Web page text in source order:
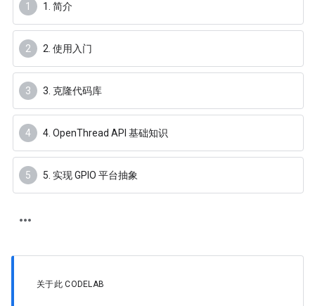
1. 简介
2. 使用入门
3. 克隆代码库
4. OpenThread API 基础知识
5. 实现 GPIO 平台抽象
关于此 CODELAB